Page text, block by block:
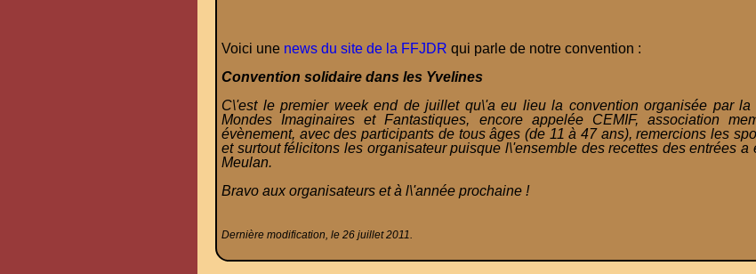
Voici une news du site de la FFJDR qui parle de notre convention :
Convention solidaire dans les Yvelines
C\'est le premier week end de juillet qu\'a eu lieu la convention organisée par la
Mondes Imaginaires et Fantastiques, encore appelée CEMIF, association
évènement, avec des participants de tous âges (de 11 à 47 ans), remercions les
et surtout félicitons les organisateur puisque l\'ensemble des recettes des entrées
Meulan.
Bravo aux organisateurs et à l\'année prochaine !
Dernière modification, le 26 juillet 2011.